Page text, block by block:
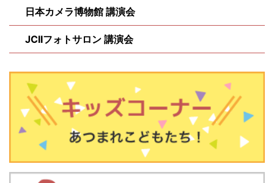
日本カメラ博物館 講演会
JCIIフォトサロン 講演会